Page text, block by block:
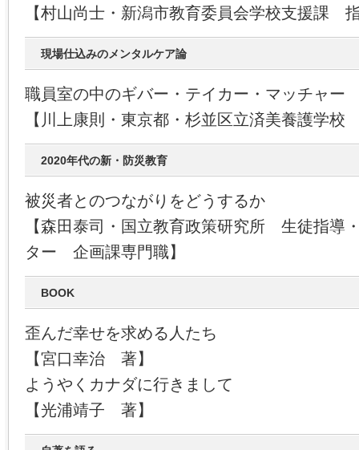
【村山尚士・新潟市教育委員会学校支援課
現場仕込みのメンタルケア論
職員室の中のギバー・テイカー・マッチャー
【川上康則・東京都・杉並区立済美養護学
2020年代の新・防災教育
被災者とのつながりをどうするか
【森田泰司・国立教育政策研究所 生徒指導
ター 企画課専門職】
BOOK
歪んだ幸せを求める人たち
【宮口幸治 著】
ようやくカナダに行きまして
【光浦靖子 著】